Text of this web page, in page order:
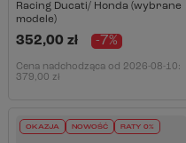
Racing Ducati/ Honda (wybrane
modele)
352,00 zł -7%
Cena nadchodząca od 2026-08-10:
379,00 zł
OKAZJA NOWOŚĆ RATY 0%